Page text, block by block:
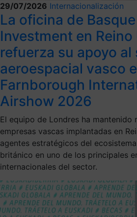
29/07/2026 Internacionalización
La oficina de
Investment en
refuerza su apoyo al
aeroespacial vasco
Farnborough
Airshow 2026
El equipo de Londres ha mantenido
empresas vascas implantadas en
agentes estratégicos del
británico en uno de los principales
internacionales del sector.